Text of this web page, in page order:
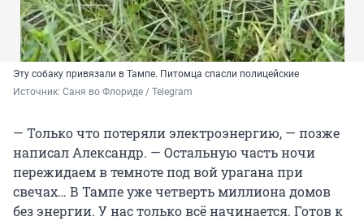
Эту собаку привязали в Тампе. Питомца спасли полицейские
Источник: Саня во Флориде / Telegram
— Только что потеряли электроэнергию, — позже
написал Александр. — Остальную часть ночи
пережидаем в темноте под вой урагана при
свечах… В Тампе уже четверть миллиона домов
без энергии. У нас только всё начинается. Готов к